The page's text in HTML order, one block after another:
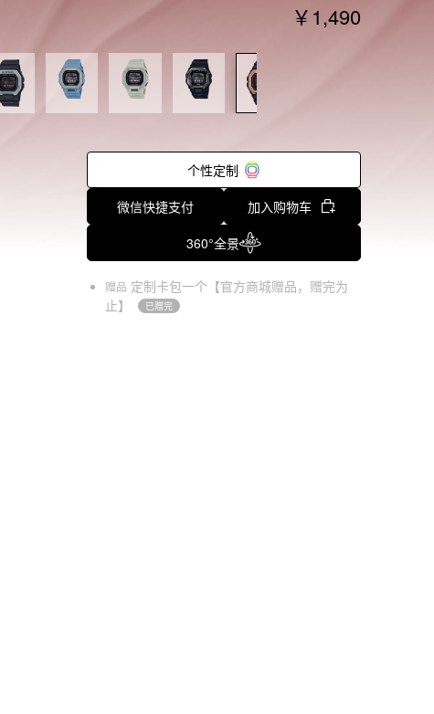
￥1,490
个性定制
微信快捷支付
加入购物车
360°全景
赠品 定制卡包一个【官方商城赠品，赠完为
止】
已赠完